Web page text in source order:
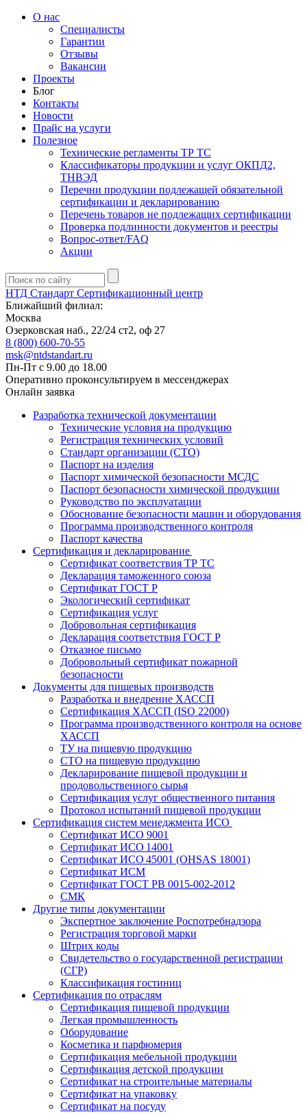
О нас
Специалисты
Гарантии
Отзывы
Вакансии
Проекты
Блог
Контакты
Новости
Прайс на услуги
Полезное
Технические регламенты ТР ТС
Классификаторы продукции и услуг ОКПД2,
ТНВЭД
Перечни продукции подлежащей обязательной
сертификации и декларированию
Перечень товаров не подлежащих сертификации
Проверка подлинности документов и реестры
Вопрос-ответ/FAQ
Акции
НТД Стандарт Сертификационный центр
Ближайший филиал:
Москва
Озерковская наб., 22/24 ст2, оф 27
8 (800) 600-70-55
msk@ntdstandart.ru
Пн-Пт с 9.00 до 18.00
Оперативно проконсультируем в мессенджерах
Онлайн заявка
Разработка технической документации
Технические условия на продукцию
Регистрация технических условий
Стандарт организации (СТО)
Паспорт на изделия
Паспорт химической безопасности МСДС
Паспорт безопасности химической продукции
Руководство по эксплуатации
Обоснование безопасности машин и оборудования
Программа производственного контроля
Паспорт качества
Сертификация и декларирование
Сертификат соответствия ТР ТС
Декларация таможенного союза
Сертификат ГОСТ Р
Экологический сертификат
Сертификация услуг
Добровольная сертификация
Декларация соответствия ГОСТ Р
Отказное письмо
Добровольный сертификат пожарной
безопасности
Документы для пищевых производств
Разработка и внедрение ХАССП
Сертификация ХАССП (ISO 22000)
Программа производственного контроля на основе
ХАССП
ТУ на пищевую продукцию
СТО на пищевую продукцию
Декларирование пищевой продукции и
продовольственного сырья
Сертификация услуг общественного питания
Протокол испытаний пищевой продукции
Сертификация систем менеджмента ИСО
Сертификат ИСО 9001
Сертификат ИСО 14001
Сертификат ИСО 45001 (OHSAS 18001)
Сертификат ИСМ
Сертификат ГОСТ РВ 0015-002-2012
СМК
Другие типы документации
Экспертное заключение Роспотребнадзора
Регистрация торговой марки
Штрих коды
Свидетельство о государственной регистрации
(СГР)
Классификация гостиниц
Сертификация по отраслям
Сертификация пищевой продукции
Легкая промышленность
Оборудование
Косметика и парфюмерия
Сертификация мебельной продукции
Сертификация детской продукции
Сертификат на строительные материалы
Сертификат на упаковку
Сертификат на посуду